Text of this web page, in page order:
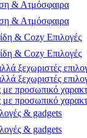
& Ατμόσφαιρα
& Ατμόσφαιρα
& Cozy Επιλογές
& Cozy Επιλογές
ξεχωριστές
ξεχωριστές
με προσωπικό
με προσωπικό
& gadgets
& gadgets